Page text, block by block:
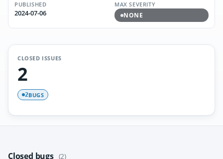
PUBLISHED
2024-07-06
MAX SEVERITY
NONE
CLOSED ISSUES
2
2BUGS
Closed bugs (2)